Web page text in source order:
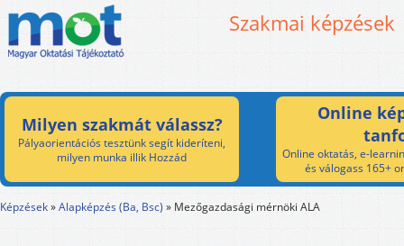
Szakmai képzések
Milyen szakmát válassz?
Pályaorientációs tesztünk segít kideríteni,
milyen munka illik Hozzád
Online
Online oktatás, e-
és válogass 165+
Képzések»Alapképzés (Ba, Bsc) » Mezőgazdasági mérnöki ALA